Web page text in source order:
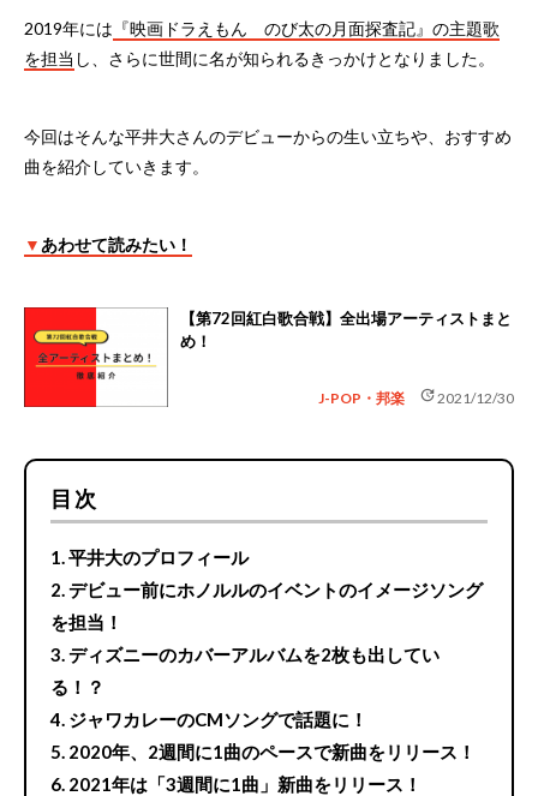
2019年には 『映画ドラえもん のび太の月面探査記』の主題歌
を担当 し、さらに世間に名が知られるきっかけとなりました。
今回はそんな平井大さんのデビューからの生い立ちや、おすすめ
曲を紹介していきます。
▼ あわせて読みたい！
【第72回紅白歌合戦】全出場アーティストまと
め！
J-POP・邦楽 update2021/12/30
目次
平井大のプロフィール
デビュー前にホノルルのイベントのイメージソング
を担当！
ディズニーのカバーアルバムを2枚も出してい
る！？
ジャワカレーのCMソングで話題に！
2020年、2週間に1曲のペースで新曲をリリース！
2021年は「3週間に1曲」新曲をリリース！